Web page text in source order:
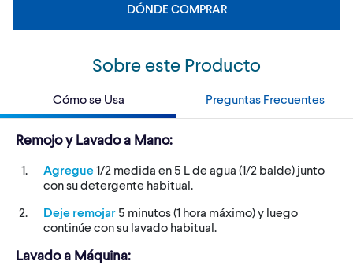
DÓNDE COMPRAR
Sobre este Producto
Cómo se Usa Preguntas Frecuentes
Remojo y Lavado a Mano:
Agregue1/2 medida en 5 L de agua (1/2 balde) junto
con su detergente habitual.
Deje remojar 5 minutos (1 hora máximo) y luego
continúe con su lavado habitual.
Lavado a Máquina: